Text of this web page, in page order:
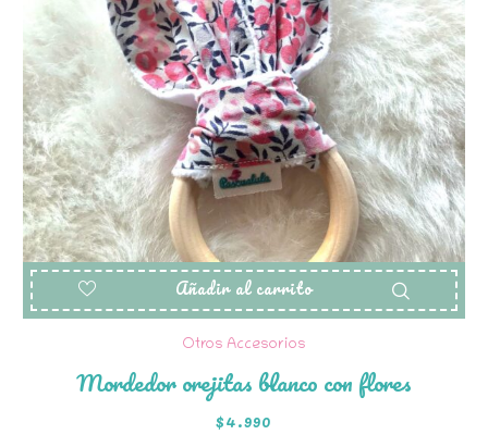
Añadir al carrito
Otros Accesorios
Mordedor orejitas blanco con flores
$4.990